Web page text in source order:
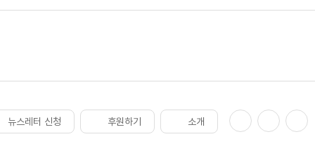
뉴스레터 신청 후원하기 소개